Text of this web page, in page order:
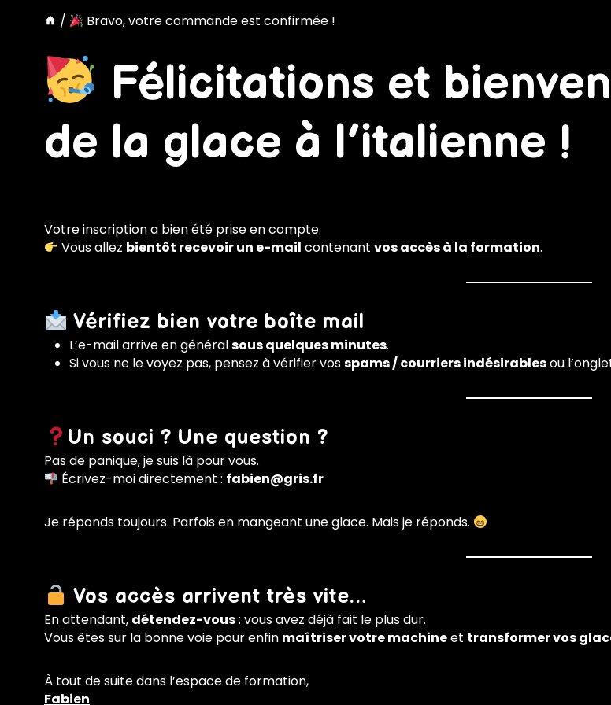
/ Bravo, votre commande est confirmée !
Félicitations et
de la glace à l’italienne !
Votre inscription a bien été prise en compte.
Vous allez bientôt recevoir un e-mail contenantvos accès à la formation.
Vérifiez bien votre boîte mail
L’e-mail arrive en généralsous quelques minutes.
Si vous ne le voyez pas, pensez à vérifier vosspams / courriers indésirablesou
Un souci ? Une question ?
Pas de panique, je suis là pour vous.
Écrivez-moi directement : fabien@gris.fr
Je réponds toujours. Parfois en mangeant une glace. Mais je réponds.
Vos accès arrivent très vite…
En attendant, détendez-vous: vous avez déjà fait le plus dur.
Vous êtes sur la bonne voie pour enfin maîtriser votre machineet transformer vos
À tout de suite dans l’espace de formation,
Fabien